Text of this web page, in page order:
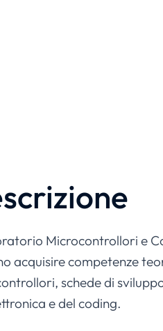
Microcontrollori e
acquisire competenze
schede di
e del coding.